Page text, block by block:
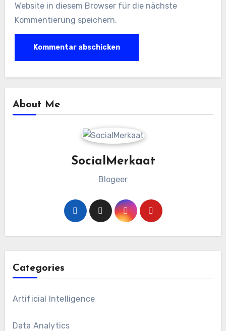
Website in diesem Browser für die nächste
Kommentierung speichern.
About Me
SocialMerkaat
Blogeer
Categories
Artificial Intelligence
Data Analytics